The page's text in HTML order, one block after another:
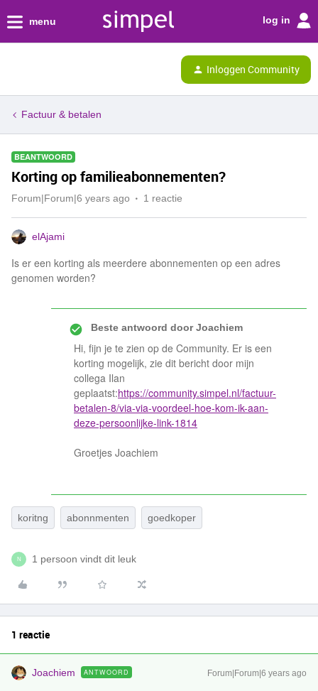
menu log in
Inloggen Community
Factuur & betalen
BEANTWOORD
Korting op familieabonnementen?
Forum|Forum|6 years ago 1 reactie
elAjami
Is er een korting als meerdere abonnementen op een adres
genomen worden?
Beste antwoord doorJoachiem
Hi, fijn je te zien op de Community. Er is een
korting mogelijk, zie dit bericht door mijn
collega Ilan
geplaatst:https://community.simpel.nl/factuur-
betalen-8/via-via-voordeel-hoe-kom-ik-aan-
deze-persoonlijke-link-1814
Groetjes Joachiem
koritng abonnmenten goedkoper
N 1 persoon vindt dit leuk
1 reactie
Joachiem ANTWOORD Forum|Forum|6 years ago